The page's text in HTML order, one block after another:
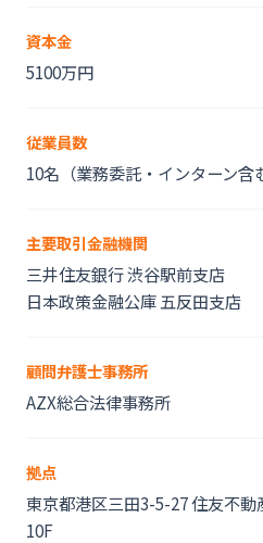
資本金
5100万円
従業員数
10名（業務委託・インターン含
主要取引金融機関
三井住友銀行 渋谷駅前支店
日本政策金融公庫 五反田支店
顧問弁護士事務所
AZX総合法律事務所
拠点
東京都港区三田3-5-27 住友不
10F